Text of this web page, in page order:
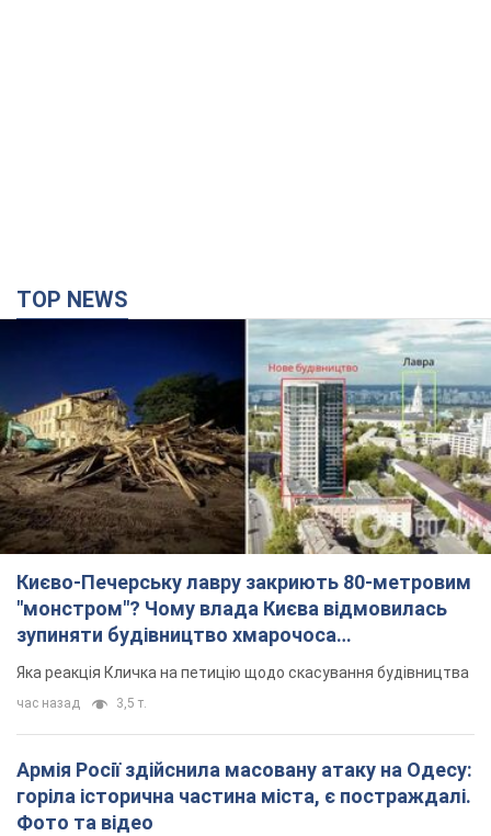
TOP NEWS
Києво-Печерську лавру закриють 80-метровим
"монстром"? Чому влада Києва відмовилась
зупиняти будівництво хмарочоса
"московського вірянина"
Яка реакція Кличка на петицію щодо скасування будівництва
час назад 3,5 т.
Армія Росії здійснила масовану атаку на Одесу:
горіла історична частина міста, є постраждалі.
Фото та відео